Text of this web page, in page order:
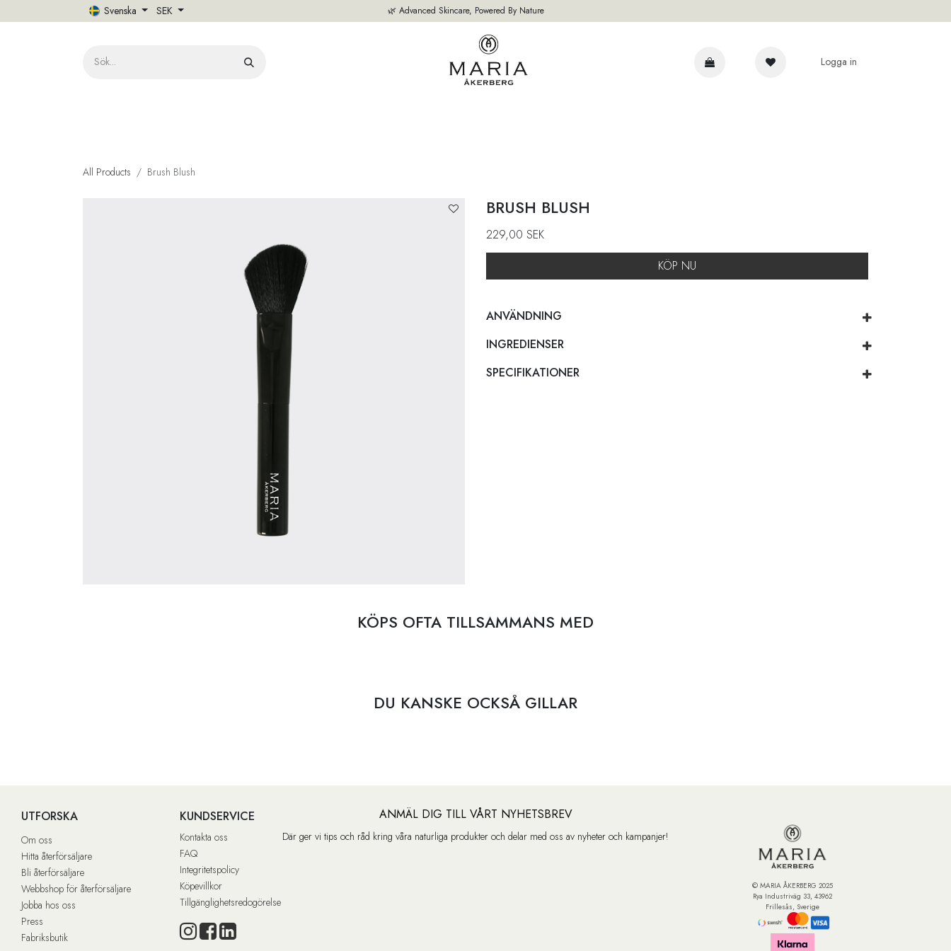
Svenska SEK 🌿 Advanced Skincare, Powered By Nature
Logga in
All Products Brush Blush
BRUSH BLUSH
229,00 SEK
KÖP NU
ANVÄNDNING
INGREDIENSER
SPECIFIKATIONER
KÖPS OFTA TILLSAMMANS MED
DU KANSKE OCKSÅ GILLAR
UTFORSKA
Om oss
Hitta återförsäljare
Bli återförsäljare
Webbshop för återförsäljare
Jobba hos oss
Press
Fabriksbutik
KUNDSERVICE
Kontakta oss
FAQ
Integritetspolicy
Köpevillkor
Tillgänglighetsredogörelse
ANMÄL DIG TILL VÅRT NYHETSBREV
Där ger vi tips och råd kring våra naturliga produkter och delar med oss av nyheter och kampanjer!
© MARIA ÅKERBERG 2025
Rya Industriväg 33, 43962
Frillesås, Sverige